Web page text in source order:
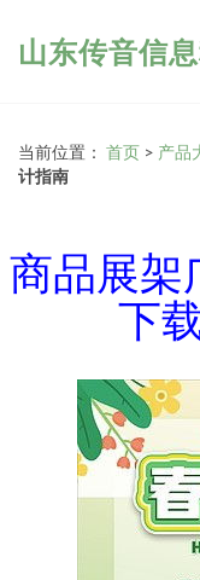
山东传音信
当前位置： 首页 > 产品
计指南
商品展架
下